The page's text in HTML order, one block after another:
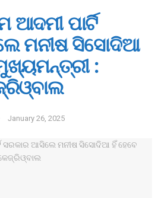
ପାର୍ଟି
ମନୀଷ ସିସୋଦିଆ
:
January 26, 2025